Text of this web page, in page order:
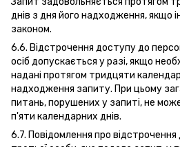
днів з дня його надходження, якщо
законом.
6.6. Відстрочення доступу до
осіб допускається у разі, якщо
надані протягом тридцяти
надходження запиту. При цьому
питань, порушених у запиті, не
п'яти календарних днів.
6.7. Повідомлення про